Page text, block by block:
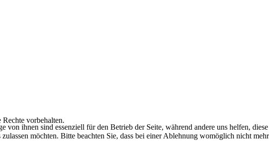
vorbehalten.
von ihnen sind essenziell für den Betrieb der Seite, während andere uns helfen,
möchten. Bitte beachten Sie, dass bei einer Ablehnung womöglich nicht